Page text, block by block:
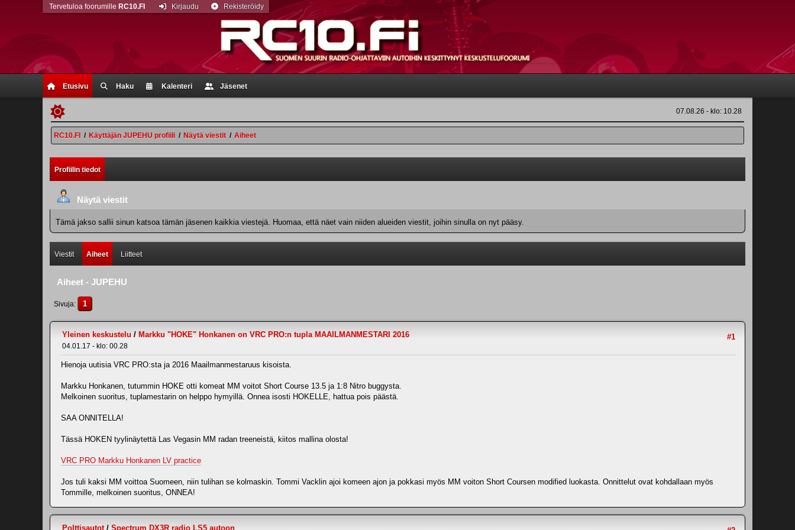
Etusivu Haku Kalenteri Jäsenet
Tervetuloa foorumille RC10.FI Kirjaudu Rekisteröidy
07.08.26 - klo: 10.28
RC10.FI / Käyttäjän JUPEHU profiili / Näytä viestit / Aiheet
Profiilin tiedot
Näytä viestit
Tämä jakso sallii sinun katsoa tämän jäsenen kaikkia viestejä. Huomaa, että näet vain niiden alueiden viestit, joihin sinulla on nyt pääsy.
Viestit Aiheet Liitteet
Aiheet - JUPEHU
Sivuja 1
#1
Yleinen keskustelu / Markku "HOKE" Honkanen on VRC PRO:n tupla MAAILMANMESTARI 2016
04.01.17 - klo: 00.28
Hienoja uutisia VRC PRO:sta ja 2016 Maailmanmestaruus kisoista.
Markku Honkanen, tutummin HOKE otti komeat MM voitot Short Course 13.5 ja 1:8 Nitro buggysta.
Melkoinen suoritus, tuplamestarin on helppo hymyillä. Onnea isosti HOKELLE, hattua pois päästä.
SAA ONNITELLA!
Tässä HOKEN tyylinäytettä Las Vegasin MM radan treeneistä, kiitos mallina olosta!
VRC PRO Markku Honkanen LV practice
Jos tuli kaksi MM voittoa Suomeen, niin tulihan se kolmaskin. Tommi Vacklin ajoi komeen ajon ja pokkasi myös MM voiton Short Coursen modified luokasta. Onnittelut ovat kohdallaan myös
Tommille, melkoinen suoritus, ONNEA!
Polttisautot/ Spectrum DX3R radio LS5 autoon